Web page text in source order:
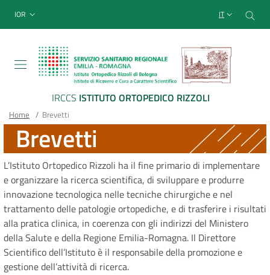
Sito Web Istituto
menu top-bar
IOR IT
IRCCS ISTITUTO ORTOPEDICO RIZZOLI
Main container
Briciole
di
pane
Home / Brevetti
Brevetti
L’Istituto Ortopedico Rizzoli ha il fine primario di implementare
e organizzare la ricerca scientifica, di sviluppare e produrre
innovazione tecnologica nelle tecniche chirurgiche e nel
trattamento delle patologie ortopediche, e di trasferire i risultati
alla pratica clinica, in coerenza con gli indirizzi del Ministero
della Salute e della Regione Emilia-Romagna. Il Direttore
Scientifico dell’Istituto è il responsabile della promozione e
gestione dell’attività di ricerca.